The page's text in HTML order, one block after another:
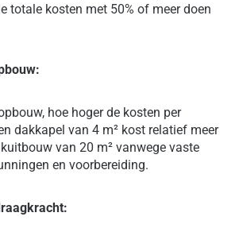
totale kosten met 50% of meer doen
hoe hoger de kosten per
dakkapel van 4 m² kost relatief meer
van 20 m² vanwege vaste
en voorbereiding.